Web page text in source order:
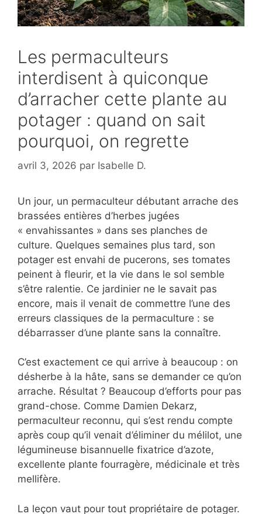
Les permaculteurs
interdisent à quiconque
d’arracher cette plante au
potager : quand on sait
pourquoi, on regrette
avril 3, 2026 par Isabelle D.
Un jour, un permaculteur débutant arrache des
brassées entières d’herbes jugées
« envahissantes » dans ses planches de
culture. Quelques semaines plus tard, son
potager est envahi de pucerons, ses tomates
peinent à fleurir, et la vie dans le sol semble
s’être ralentie. Ce jardinier ne le savait pas
encore, mais il venait de commettre l’une des
erreurs classiques de la permaculture : se
débarrasser d’une plante sans la connaître.
C’est exactement ce qui arrive à beaucoup : on
désherbe à la hâte, sans se demander ce qu’on
arrache. Résultat ? Beaucoup d’efforts pour pas
grand-chose. Comme Damien Dekarz,
permaculteur reconnu, qui s’est rendu compte
après coup qu’il venait d’éliminer du mélilot, une
légumineuse bisannuelle fixatrice d’azote,
excellente plante fourragère, médicinale et très
mellifère.
La leçon vaut pour tout propriétaire de potager.